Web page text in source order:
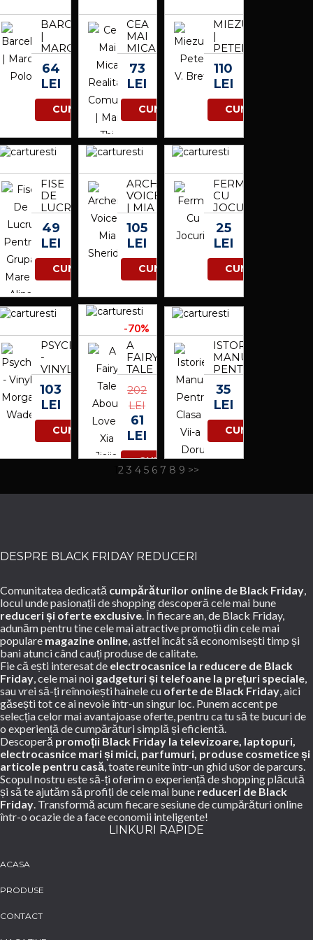
BARCELONA
|
MARCO
64
LEI
CUMPARA
CEA
MAI
MICA
REALITATE
COMUNA
| MAI
THI
NGUYEN-
KIM
73
LEI
CUMPARA
MIEZUL
|
PETER
BRETT
110
LEI
CUMPARA
FISE
DE
LUCRU
GRUPA
MARE
|
ALINA
ILEANA
STEFAN
49
LEI
CUMPARA
ARCHER'S
VOICE
| MIA
105
LEI
CUMPARA
FERMA
CU
JOCURI
25
LEI
CUMPARA
PSYCHOPATH
-
VINYL |
WADE
103
LEI
CUMPARA
-70%
A
FAIRY
TALE
LOVE |
XIA
JIAJIA,
YANG
RUIZHU
202
LEI
61
LEI
CUMPARA
ISTORIE.
MANUAL
PENTRU
A VII-A
|
DORU
DUMITRESCU,
ELVIRA
35
LEI
CUMPARA
2 3 4 5 6 7 8 9 >>
DESPRE BLACK FRIDAY REDUCERI
Comunitatea dedicată cumpărăturilor online de Black Friday,
locul unde pasionații de shopping descoperă cele mai bune
reduceri și oferte exclusive. În fiecare an, de Black Friday,
adunăm pentru tine cele mai atractive promoții din cele mai
populare magazine online, astfel încât să economisești timp și
bani atunci când cauți produse de calitate.
Fie că ești interesat de electrocasnice la reducere de Black
Friday, cele mai noi gadgeturi și telefoane la prețuri speciale,
sau vrei să-ți reînnoiești hainele cu oferte de Black Friday, aici
găsești tot ce ai nevoie într-un singur loc. Punem accent pe
selecția celor mai avantajoase oferte, pentru ca tu să te bucuri de
o experiență de cumpărături simplă și eficientă.
Descoperă promoții Black Friday la televizoare, laptopuri,
electrocasnice mari și mici, parfumuri, produse cosmetice și
articole pentru casă, toate reunite într-un ghid ușor de parcurs.
Scopul nostru este să-ți oferim o experiență de shopping plăcută
și să te ajutăm să profiți de cele mai bune reduceri de Black
Friday. Transformă acum fiecare sesiune de cumpărături online
într-o ocazie de a face economii inteligente!
LINKURI RAPIDE
ACASA
PRODUSE
CONTACT